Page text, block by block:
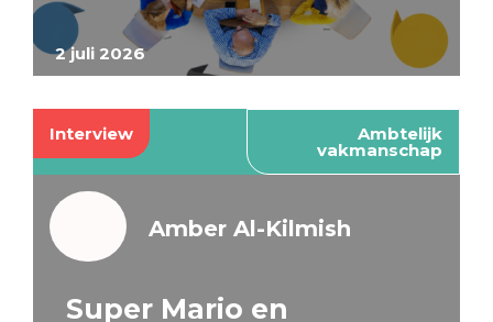
2 juli 2026
Interview Ambtelijk
vakmanschap
Amber Al-Kilmish
Super Mario en